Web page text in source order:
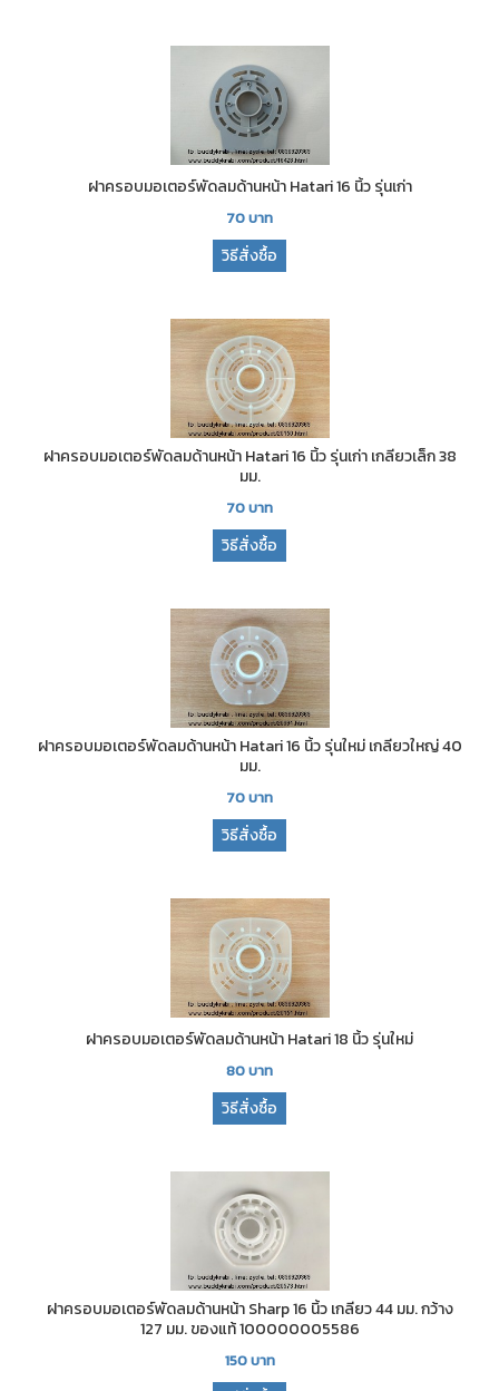
ฝาครอบมอเตอร์พัดลมด้านหน้า Hatari 16 นิ้ว รุ่นเก่า
70บาท
วิธีสั่งซื้อ
ฝาครอบมอเตอร์พัดลมด้านหน้า Hatari 16 นิ้ว รุ่นเก่า เกลียวเล็ก 38
มม.
70บาท
วิธีสั่งซื้อ
ฝาครอบมอเตอร์พัดลมด้านหน้า Hatari 16 นิ้ว รุ่นใหม่ เกลียวใหญ่ 40
มม.
70บาท
วิธีสั่งซื้อ
ฝาครอบมอเตอร์พัดลมด้านหน้า Hatari 18 นิ้ว รุ่นใหม่
80บาท
วิธีสั่งซื้อ
ฝาครอบมอเตอร์พัดลมด้านหน้า Sharp 16 นิ้ว เกลียว 44 มม. กว้าง
127 มม. ของแท้ 100000005586
150บาท